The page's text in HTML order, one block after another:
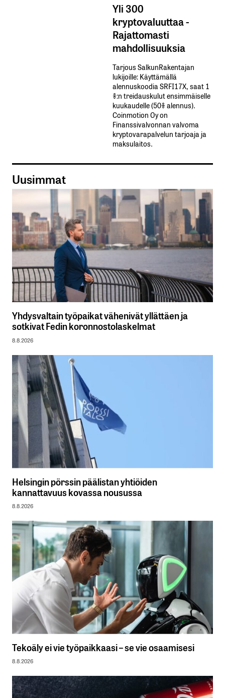
Yli 300
kryptovaluuttaa -
Rajattomasti
mahdollisuuksia
Tarjous SalkunRakentajan
lukijoille: Käyttämällä​ ​
alennuskoodia​ ​SRFI17X,​ ​saat​ ​1
%:n treidauskulut​ ​ensimmäiselle​ ​
kuukaudelle​ ​(50%​ ​alennus).
Coinmotion Oy on
Finanssivalvonnan valvoma
kryptovarapalvelun tarjoaja ja
maksulaitos.
Uusimmat
Yhdysvaltain työpaikat vähenivät yllättäen ja
sotkivat Fedin koronnostolaskelmat
8.8.2026
Helsingin pörssin päälistan yhtiöiden
kannattavuus kovassa nousussa
8.8.2026
Tekoäly ei vie työpaikkaasi – se vie osaamisesi
8.8.2026